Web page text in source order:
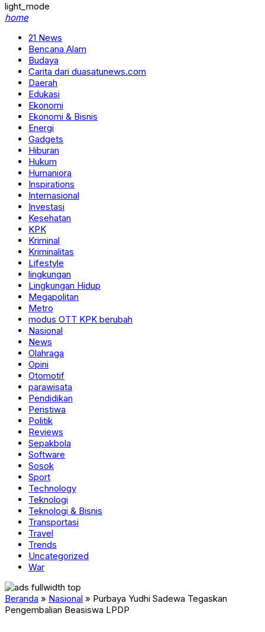
light_mode
home
21 News
Bencana Alam
Budaya
Carita dari duasatunews.com
Daerah
Edukasi
Ekonomi
Ekonomi & Bisnis
Energi
Gadgets
Hiburan
Hukum
Humaniora
Inspirations
Internasional
Investasi
Kesehatan
KPK
Kriminal
Kriminalitas
Lifestyle
lingkungan
Lingkungan Hidup
Megapolitan
Metro
modus OTT KPK berubah
Nasional
News
Olahraga
Opini
Otomotif
parawisata
Pendidikan
Peristiwa
Politik
Reviews
Sepakbola
Software
Sosok
Sport
Technology
Teknologi
Teknologi & Bisnis
Transportasi
Travel
Trends
Uncategorized
War
Beranda » Nasional » Purbaya Yudhi Sadewa Tegaskan
Pengembalian Beasiswa LPDP